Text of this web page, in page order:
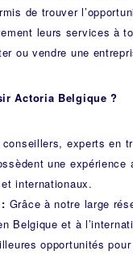
de trouver
leurs services à
ou vendre une
Actoria Belgique ?
conseillers, experts en
une expérience
internationaux.
Grâce à notre large
Belgique et à
opportunités